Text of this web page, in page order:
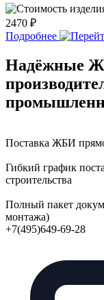
2470 ₽
Подробнее
Надёжные
Поставка ЖБИ
Гибкий график
строительства
Полный пакет
монтажа)
+7(495)649-69-28